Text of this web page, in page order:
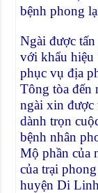
bệnh phong
Ngài được
với khẩu hiệu
phục vụ địa
Tông tòa đến
ngài xin
dành trọn
bệnh nhân
Mộ phần của
của trại
huyện Di